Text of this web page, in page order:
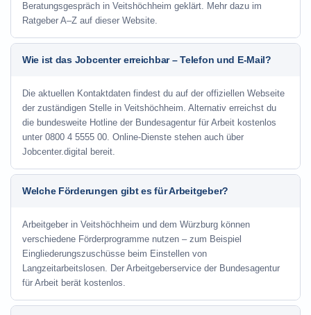
Beratungsgespräch in Veitshöchheim geklärt. Mehr dazu im
Ratgeber A–Z auf dieser Website.
Wie ist das Jobcenter erreichbar – Telefon und E-Mail?
Die aktuellen Kontaktdaten findest du auf der offiziellen Webseite
der zuständigen Stelle in Veitshöchheim. Alternativ erreichst du
die bundesweite Hotline der Bundesagentur für Arbeit kostenlos
unter 0800 4 5555 00. Online-Dienste stehen auch über
Jobcenter.digital bereit.
Welche Förderungen gibt es für Arbeitgeber?
Arbeitgeber in Veitshöchheim und dem Würzburg können
verschiedene Förderprogramme nutzen – zum Beispiel
Eingliederungszuschüsse beim Einstellen von
Langzeitarbeitslosen. Der Arbeitgeberservice der Bundesagentur
für Arbeit berät kostenlos.